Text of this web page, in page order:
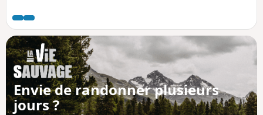
au programme, avec de jolies vues sur le vignoble
champenois. Au détour du sentier, vous apercevrez la croix
de Lorraine de Colombey les 2 églises. Un passage par le
village de Bergères qui organise chaque année la journée
des fleurs.
Envie de randonner plusieurs
jours ?